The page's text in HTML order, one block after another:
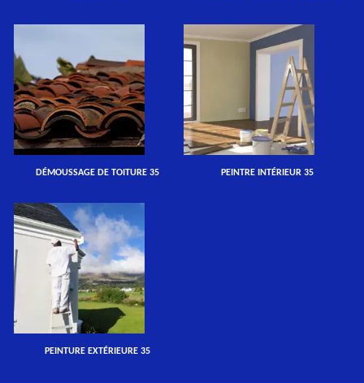
DÉMOUSSAGE DE TOITURE 35 PEINTRE INTÉRIEUR 35
PEINTURE EXTÉRIEURE 35